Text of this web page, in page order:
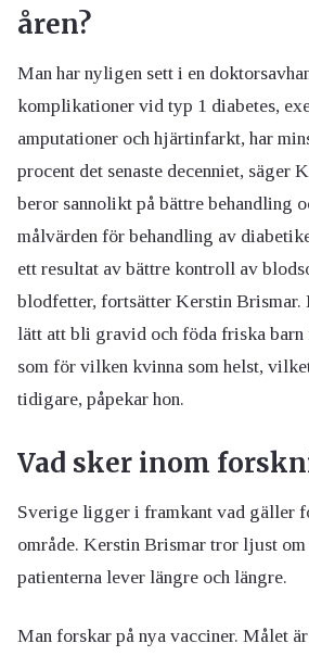
åren?
Man har nyligen sett i en
komplikationer vid typ 1 diabetes,
amputationer och hjärtinfarkt, har
procent det senaste decenniet, säger
beror sannolikt på bättre behandling
målvärden för behandling av
ett resultat av bättre kontroll av
blodfetter, fortsätter Kerstin Brismar.
lätt att bli gravid och föda friska
som för vilken kvinna som helst,
tidigare, påpekar hon.
Vad sker inom
Sverige ligger i framkant vad gäller
område. Kerstin Brismar tror ljust
patienterna lever längre och längre.
Man forskar på nya vacciner. Målet